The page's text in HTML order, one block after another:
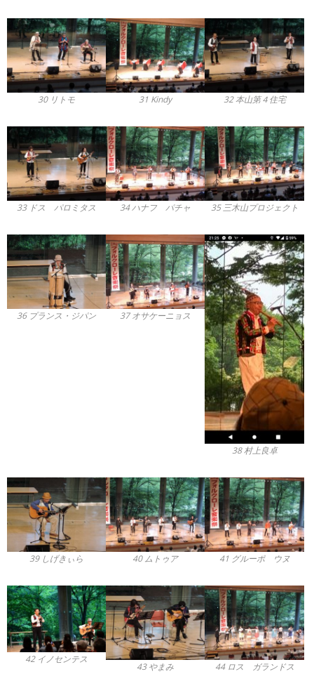
30 リトモ 31 Kindy 32 本山第４住宅
33 ドス パロミタス 34 ハナフ パチャ 35 三木山プロジェクト
36 プランス・ジパン 37 オサケーニョス
38 村上良卓
39 しげきぃら 40 ムトゥア 41 グルーポ ウヌ
42 イノセンテス
43 やまみ 44 ロス ガランドス